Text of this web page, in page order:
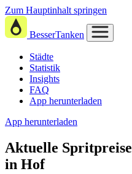
Zum Hauptinhalt springen
BesserTanken
Städte
Statistik
Insights
FAQ
App herunterladen
App herunterladen
Aktuelle Spritpreise
in Hof